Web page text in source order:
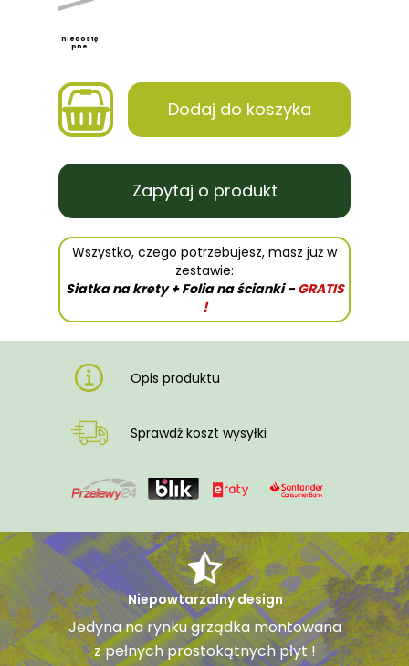
niedostę
pne
Zapytaj o produkt
Dodaj do koszyka
Wszystko, czego potrzebujesz, masz już w
zestawie:
Siatka na krety + Folia na ścianki -GRATIS
!
Sprawdź koszt wysyłki
Opis produktu
Niepowtarzalny design
Jedyna na rynku grządka montowana
z pełnych prostokątnych płyt !